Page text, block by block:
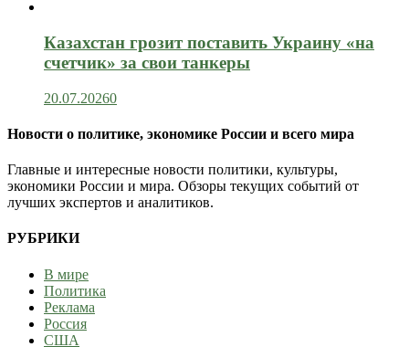
Казахстан грозит поставить Украину «на
счетчик» за свои танкеры
20.07.20260
Новости о политике, экономике России и всего мира
Главные и интересные новости политики, культуры,
экономики России и мира. Обзоры текущих событий от
лучших экспертов и аналитиков.
РУБРИКИ
В мире
Политика
Реклама
Россия
США